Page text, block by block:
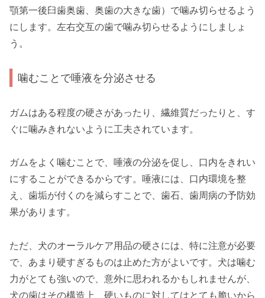
顎第一後臼歯奥歯、奥歯の大きな歯）で噛み切らせるよう
にします。左右交互の歯で噛み切らせるようにしましょ
う。
噛むことで唾液を分泌させる
ガムはある程度の硬さがあったり、繊維質だったりと、す
ぐに噛みきれないように工夫されています。
ガムをよく噛むことで、唾液の分泌を促し、口内をきれい
にすることができるからです。唾液には、口内環境を整
え、歯垢が付くのを減らすことで、歯石、歯周病の予防効
果があります。
ただ、犬のオーラルケア用品の硬さには、特に注意が必要
で、あまり硬すぎるものは止めた方がよいです。犬は噛む
力がとても強いので、意外に思われるかもしれませんが、
犬の歯はその構造上、硬いものに対してはとても脆いから